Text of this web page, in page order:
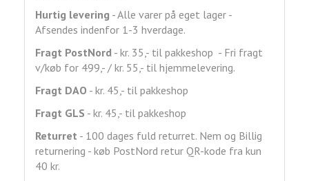
Hurtig levering - Alle varer på eget lager -
Afsendes indenfor 1-3 hverdage.
Fragt PostNord - kr. 35,- til pakkeshop - Fri fragt
v/køb for 499,- / kr. 55,- til hjemmelevering.
Fragt DAO - kr. 45,- til pakkeshop
Fragt GLS - kr. 45,- til pakkeshop
Returret - 100 dages fuld returret. Nem og Billig
returnering - køb PostNord retur QR-kode fra kun
40 kr.